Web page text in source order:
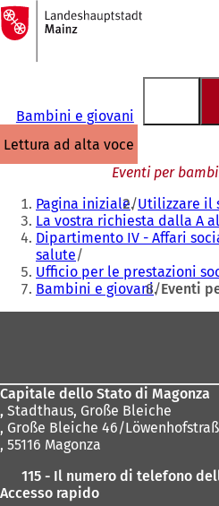
Vai al contenuto
Alla
pagina
iniziale
Bambini e giovani
lettura ad alta voce
Eventi per
Siete
qui:
Pagina iniziale Utilizzare il
La vostra richiesta dalla A
Dipartimento IV - Affari
salute
Ufficio per le prestazioni
Bambini e giovani Eventi
Capitale dello Stato di Magonza
, Stadthaus, Große Bleiche
, Große Bleiche 46/
, 55116 Magonza
115 - Il numero di telefono
Accesso rapido